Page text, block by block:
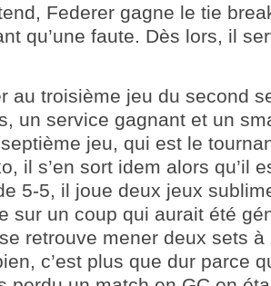
Federer gagne le tie
qu’une faute. Dès lors, il
au troisième jeu du second
un service gagnant et un
jeu, qui est le
il s’en sort idem alors qu’il
5-5, il joue deux jeux
sur un coup qui aurait été
retrouve mener deux sets
c’est plus que dur parce